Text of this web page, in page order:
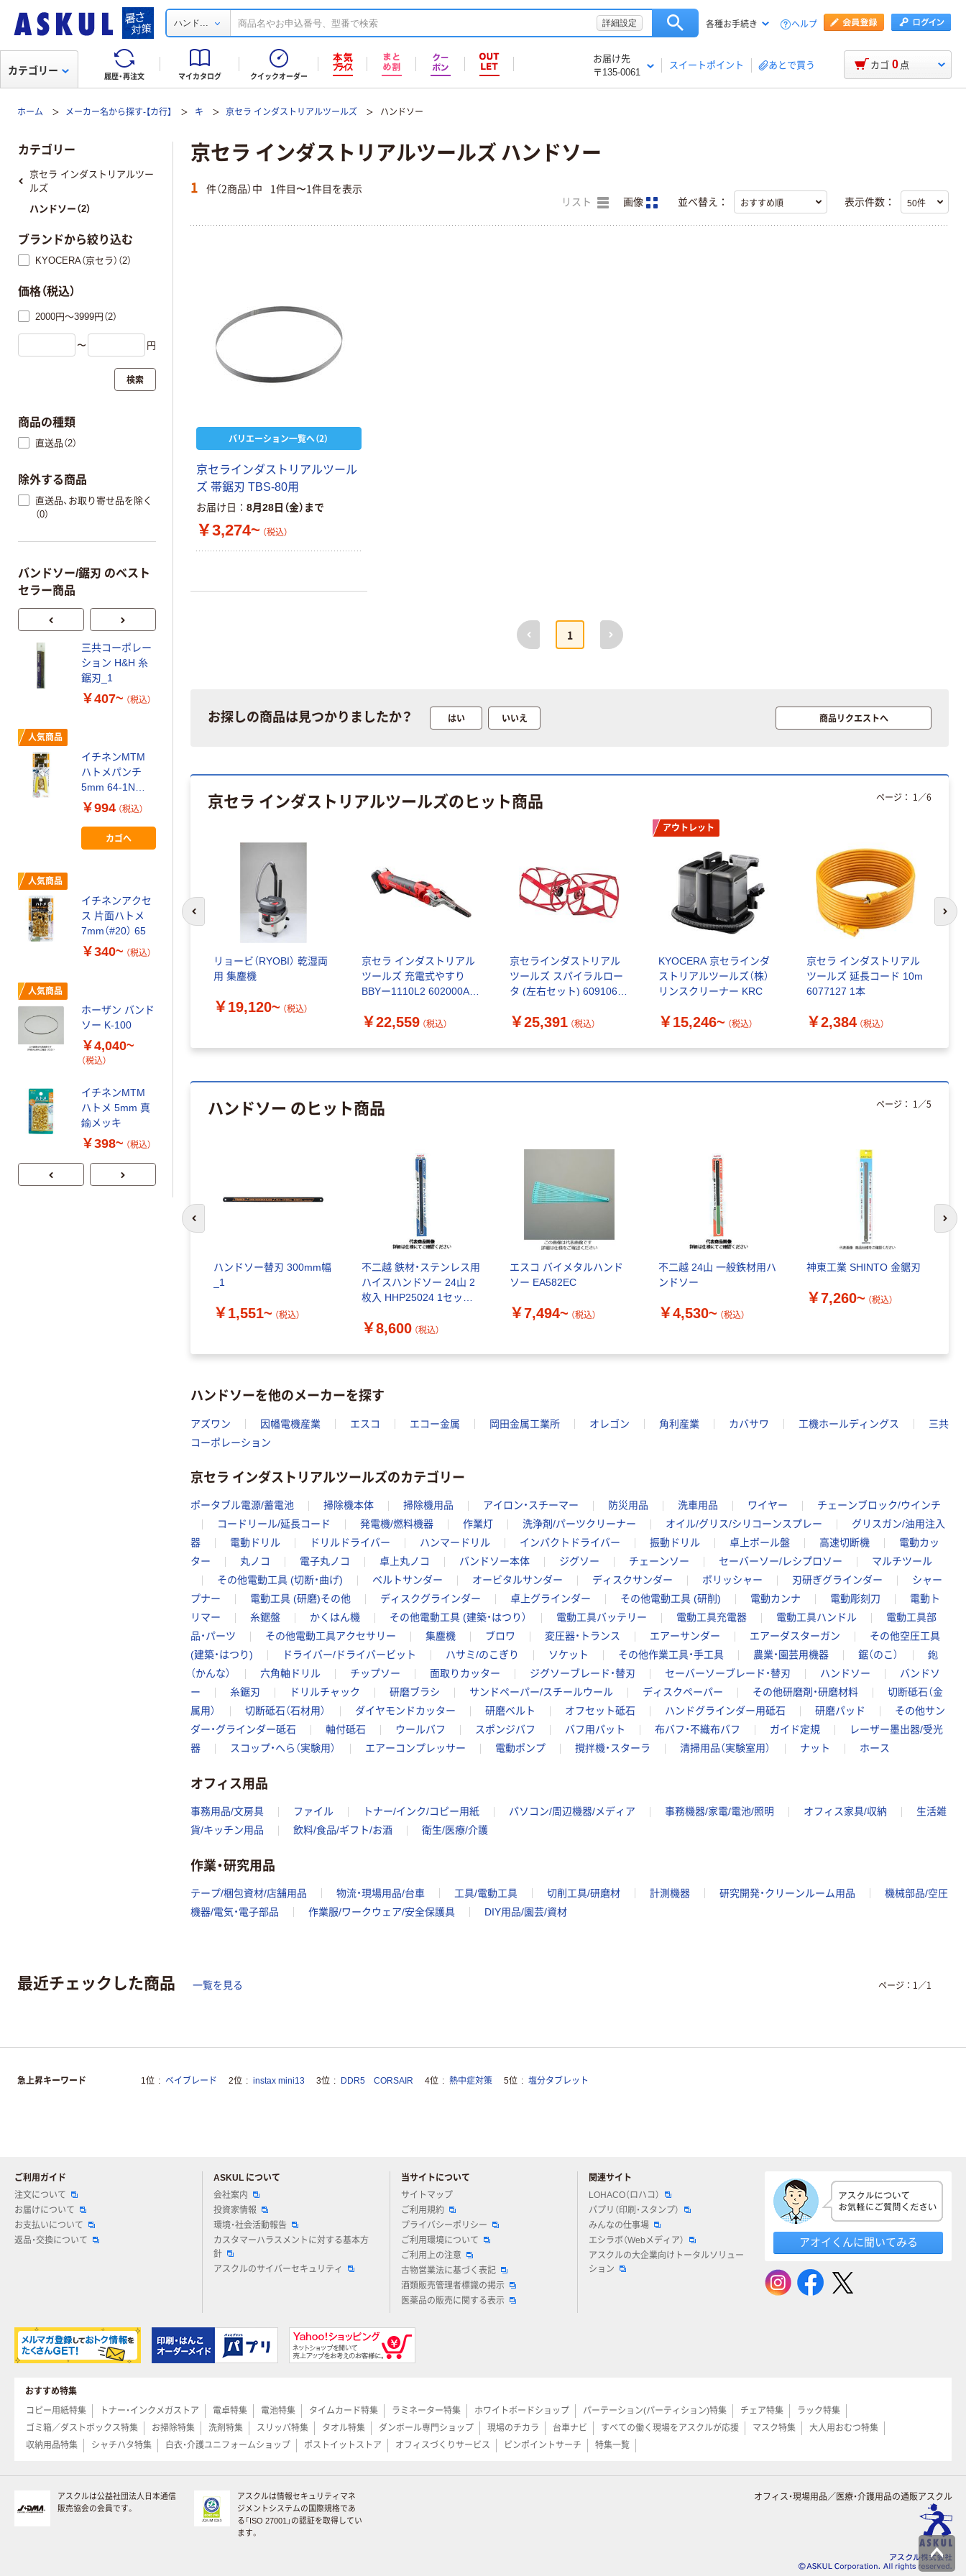
ハンド... 詳細設定 各種お手続き ヘルプ
履歴・再注文 マイカタログ クイックオーダー
お届け先
〒135-0061
スイートポイント あとで買う
カテゴリー カゴ 0 点
ホーム メーカー名から探す-【カ行】 キ 京セラ インダストリアルツールズ ハンドソー
京セラ インダストリアルツールズ ハンドソー
1 件（2商品）中 1件目〜1件目を表示
リスト 画像 並べ替え： 表示件数：
バリエーション一覧へ（2）
京セラインダストリアルツール
ズ 帯鋸刃 TBS-80用
お届け日 8月28日（金）まで
￥3,274~ （税込）
前へ
1
次へ
お探しの商品は見つかりましたか？ はい いいえ 商品リクエストへ
京セラ インダストリアルツールズのヒット商品
リョービ（RYOBI） 乾湿両
用 集塵機
￥19,120~ （税込）
京セラ インダストリアル
ツールズ 充電式やすり
BBYー1110L2 602000A 1
￥22,559 （税込）
京セラインダストリアル
ツールズ スパイラルロー
タ (左右セット) 6091064
￥25,391 （税込）
アウトレット
KYOCERA 京セラインダ
ストリアルツールズ（株）
リンスクリーナー KRC
￥15,246~ （税込）
京セラ インダストリアル
ツールズ 延長コード 10m
6077127 1本
￥2,384 （税込）
ページ： 1 ／6
次
ハンドソー のヒット商品
ハンドソー替刃 300mm幅
_1
￥1,551~ （税込）
不二越 鉄材・ステンレス用
ハイスハンドソー 24山 2
枚入 HHP25024 1セット
送品）
￥8,600 （税込）
エスコ バイメタルハンド
ソー EA582EC
￥7,494~ （税込）
不二越 24山 一般鉄材用ハ
ンドソー
￥4,530~ （税込）
神東工業 SHINTO 金鋸刃
￥7,260~ （税込）
ページ： 1 ／5
前のスライドへ 次
ハンドソーを他のメーカーを探す
アズワン 因幡電機産業 エスコ エコー金属 岡田金属工業所 オレゴン 角利産業 カバサワ 工機ホールディングス
三共
コーポレーション
京セラ インダストリアルツールズのカテゴリー
ポータブル電源/蓄電池 掃除機本体 掃除機用品 アイロン・スチーマー 防災用品 洗車用品 ワイヤー
チェーンブロック/ウインチ
コードリール/延長コード
発電機/燃料機器 作業灯 洗浄剤/パーツクリーナー オイル/グリス/シリコーンスプレー
グリスガン/油用注入
器
電動ドリル ドリルドライバー ハンマードリル インパクトドライバー 振動ドリル 卓上ボール盤 高速切断機
電動カッ
ター
丸ノコ 電子丸ノコ 卓上丸ノコ バンドソー本体 ジグソー チェーンソー セーバーソー/レシプロソー
マルチツール
その他電動工具 (切断・曲げ)
ベルトサンダー オービタルサンダー ディスクサンダー ポリッシャー 刃研ぎグラインダー
シャー
プナー
電動工具 (研磨)その他 ディスクグラインダー 卓上グラインダー その他電動工具 (研削) 電動カンナ 電動彫刻刀
電動ト
リマー
糸鋸盤 かくはん機 その他電動工具 (建築・はつり） 電動工具バッテリー 電動工具充電器 電動工具ハンドル
電動工具部
品・パーツ
その他電動工具アクセサリー 集塵機 ブロワ 変圧器・トランス エアーサンダー エアーダスターガン
その他空圧工具
(建築・はつり)
ドライバー/ドライバービット ハサミ/のこぎり ソケット その他作業工具・手工具 農業・園芸用機器 鋸（のこ）
鉋
（かんな）
六角軸ドリル チップソー 面取りカッター ジグソーブレード・替刃 セーバーソーブレード・替刃 ハンドソー
バンドソ
ー
糸鋸刃 ドリルチャック 研磨ブラシ サンドペーパー/スチールウール ディスクペーパー その他研磨剤・研磨材料
切断砥石（金
属用）
切断砥石（石材用） ダイヤモンドカッター 研磨ベルト オフセット砥石 ハンドグラインダー用砥石 研磨パッド
その他サン
ダー・グラインダー砥石
軸付砥石 ウールバフ スポンジバフ バフ用パット 布バフ・不織布バフ ガイド定規
レーザー墨出器/受光
器
スコップ・へら（実験用） エアーコンプレッサー 電動ポンプ 撹拌機・スターラ 清掃用品（実験室用） ナット ホース
オフィス用品
事務用品/文房具 ファイル トナー/インク/コピー用紙 パソコン/周辺機器/メディア 事務機器/家電/電池/照明 オフィス家具/収納
生活雑
貨/キッチン用品
飲料/食品/ギフト/お酒 衛生/医療/介護
作業・研究用品
テープ/梱包資材/店舗用品 物流・現場用品/台車 工具/電動工具 切削工具/研磨材 計測機器 研究開発・クリーンルーム用品
機械部品/空圧
機器/電気・電子部品
作業服/ワークウェア/安全保護具 DIY用品/園芸/資材
カテゴリー
京セラ インダストリアルツー
ルズ
ハンドソー（2）
ブランドから絞り込む
KYOCERA（京セラ）（2）
価格（税込）
2000円～3999円（2）
〜 円
検索
商品の種類
直送品（2）
除外する商品
直送品、お取り寄せ品を除く
（0）
バンドソー/鋸刃 のベスト
セラー商品
三共コーポレー
ション H&H 糸
鋸刃_1
￥407~ （税込）
人気商品
イチネンMTM
ハトメパンチ
5mm 64-1N
51202 1個
￥994 （税込）
カゴへ
人気商品
イチネンアクセ
ス 片面ハトメ
7mm（#20） 65
￥340~ （税込）
人気商品
ホーザン バンド
ソー K-100
￥4,040~
（税込）
イチネンMTM
ハトメ 5mm 真
鍮メッキ
￥398~ （税込）
（税込）
￥954~ （税込）
ジグソーブレー
ド・アソートセ
ット Morse（R）
￥2,928~
（税込）
人気商品
ジグソーブレー
ハトメパンチ
51202 1個
￥994 （税込）
人気商品
イチネンアクセ
人気商品
ソー K-100
￥4,040~
最近チェックした商品 一覧を見る ページ： 1 ／1
急上昇キーワード 1位 ベイブレード 2位 instax mini13 3位 DDR5 CORSAIR 4位 熱中症対策 5位 塩分タブレット
ご利用ガイド
注文について
お届けについて
お支払いについて
返品・交換について
ASKUL について
会社案内
投資家情報
環境・社会活動報告
カスタマーハラスメントに対する基本方
針
アスクルのサイバーセキュリティ
当サイトについて
サイトマップ
ご利用規約
プライバシーポリシー
ご利用環境について
ご利用上の注意
古物営業法に基づく表記
酒類販売管理者標識の掲示
医薬品の販売に関する表示
関連サイト
LOHACO（ロハコ）
パプリ（印刷・スタンプ）
みんなの仕事場
エシラボ（Webメディア）
アスクルの大企業向けトータルソリュー
ション
アオイくんに聞いてみる
おすすめ特集
コピー用紙特集
トナー・インクメガストア 電卓特集 電池特集 タイムカード特集 ラミネーター特集 ホワイトボードショップ パーテーション(パーティション)特集 チェア特集
ラック特集
ゴミ箱／ダストボックス特集
お掃除特集 洗剤特集 スリッパ特集 タオル特集 ダンボール専門ショップ 現場のチカラ 台車ナビ すべての働く現場をアスクルが応援 マスク特集
大人用おむつ特集
収納用品特集
シャチハタ特集 白衣・介護ユニフォームショップ ポストイットストア オフィスづくりサービス ピンポイントサーチ 特集一覧
アスクルは公益社団法人日本通信
販売協会の会員です。
アスクルは情報セキュリティマネ
ジメントシステムの国際規格であ
る「ISO 27001」の認証を取得してい
ます。
オフィス・現場用品／医療・介護用品の通販アスクル